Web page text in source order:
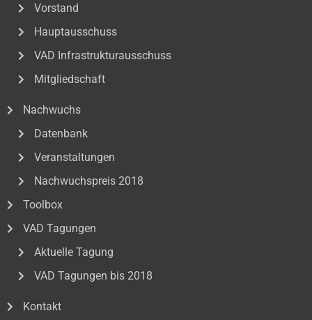
Vorstand
Hauptausschuss
VAD Infrastrukturausschuss
Mitgliedschaft
Nachwuchs
Datenbank
Veranstaltungen
Nachwuchspreis 2018
Toolbox
VAD Tagungen
Aktuelle Tagung
VAD Tagungen bis 2018
Kontakt